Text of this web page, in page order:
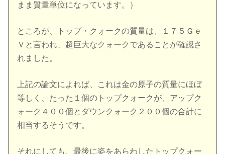
まま質量単位になっています。）
ところが、トップ・クォークの質量は、１７５Ｇｅ
Ｖと言われ、超巨大なクォークであることが確認さ
れました。
上記の論文によれば、これは金の原子の質量にほぼ
等しく、たった１個のトップクォークが、アップク
ォーク４００個とダウンクォーク２００個の合計に
相当するそうです。
それにしても、最後に姿をあらわしたトップクォー